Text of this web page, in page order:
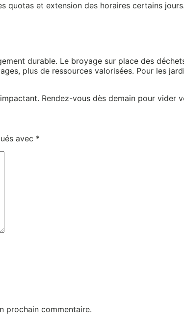
quotas et extension des horaires certains
durable. Le broyage sur place des
plus de ressources valorisées. Pour les
Rendez-vous dès demain pour
avec *
prochain commentaire.